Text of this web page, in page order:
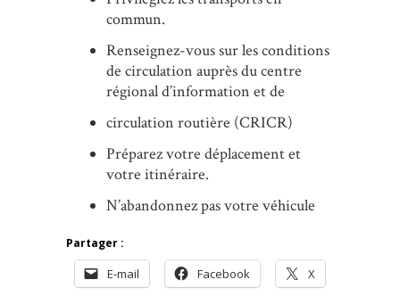
commun.
Renseignez-vous sur les conditions
de circulation auprès du centre
régional d’information et de
circulation routière (CRICR)
Préparez votre déplacement et
votre itinéraire.
N’abandonnez pas votre véhicule
Partager :
E-mail Facebook X